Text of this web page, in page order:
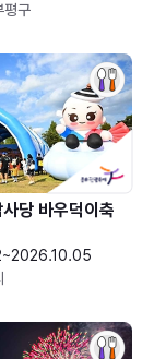
평구
당 바우덕이축